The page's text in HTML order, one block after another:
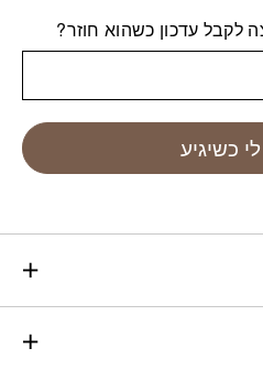
לקבל עדכון כשהוא חוזר?
כשיגיע